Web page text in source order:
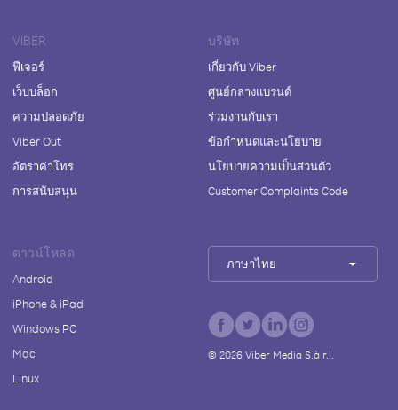
VIBER
ฟีเจอร์
เว็บบล็อก
ความปลอดภัย
Viber Out
อัตราค่าโทร
การสนับสนุน
บริษัท
เกี่ยวกับ Viber
ศูนย์กลางแบรนด์
ร่วมงานกับเรา
ข้อกำหนดและนโยบาย
นโยบายความเป็นส่วนตัว
Customer Complaints Code
ดาวน์โหลด
Android
iPhone & iPad
Windows PC
Mac
Linux
ภาษาไทย
© 2026Viber Media S.à r.l.